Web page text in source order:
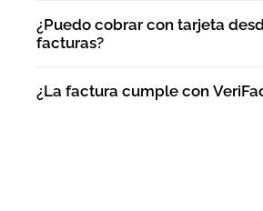
¿Puedo cobrar con tarjeta
facturas?
¿La factura cumple con